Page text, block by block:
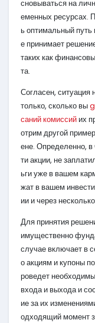
сновываться на
еменных ресурсах.
ь оптимальный
е принимает
таких как
та.
Согласен, ситуация
только, сколько вы
саний комиссий их
отрим другой
ене. Определенно,
ти акции, не
ьги уже в вашем
жат в вашем
ии и через
Для принятия
имущественно
случае включает в
о акциям и купоны
роведет
входа и выхода и
ие за их
одходящий момент